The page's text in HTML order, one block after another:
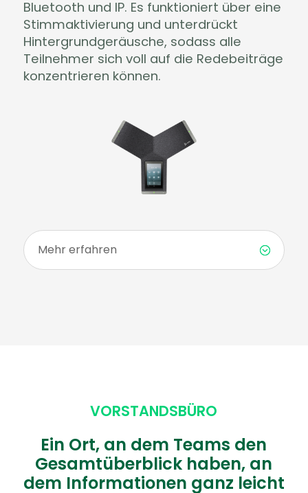
Bluetooth und IP. Es funktioniert über eine
Stimmaktivierung und unterdrückt
Hintergrundgeräusche, sodass alle
Teilnehmer sich voll auf die Redebeiträge
konzentrieren können.
Mehr erfahren
VORSTANDSBÜRO
Ein Ort, an dem Teams den
Gesamtüberblick haben, an
dem Informationen ganz leicht